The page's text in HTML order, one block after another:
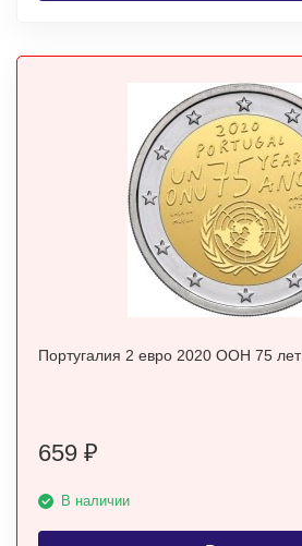
Португалия 2 евро 2020 ООН 75 лет
659 ₽
В наличии